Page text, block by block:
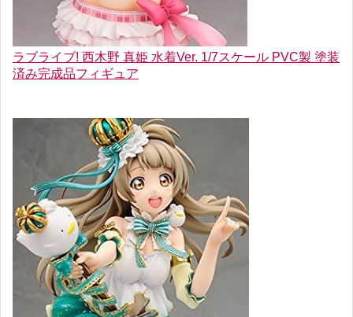
ラブライブ! 西木野 真姫 水着Ver. 1/7スケール PVC製 塗装
済み完成品フィギュア